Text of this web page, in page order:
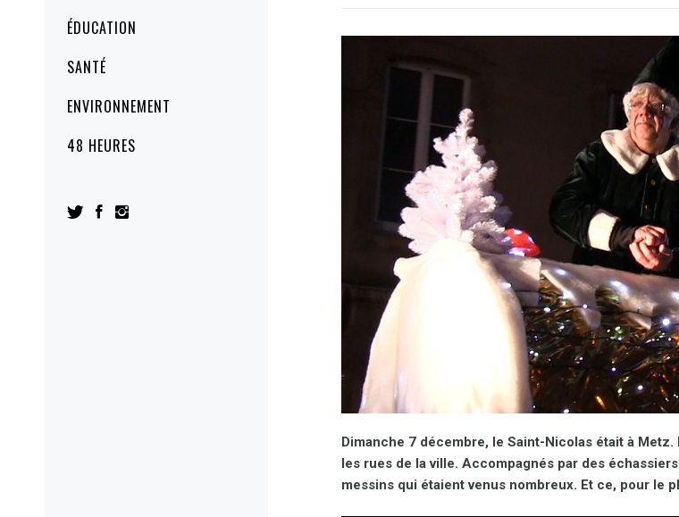
ÉDUCATION
SANTÉ
ENVIRONNEMENT
48 HEURES
Dimanche 7 décembre, le Saint-Nicolas était à
les rues de la ville. Accompagnés par des
messins qui étaient venus nombreux. Et ce, pour le